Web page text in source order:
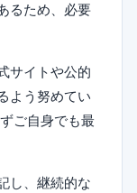
るため、必要
サイトや公的
よう努めてい
ご自身でも最
し、継続的な